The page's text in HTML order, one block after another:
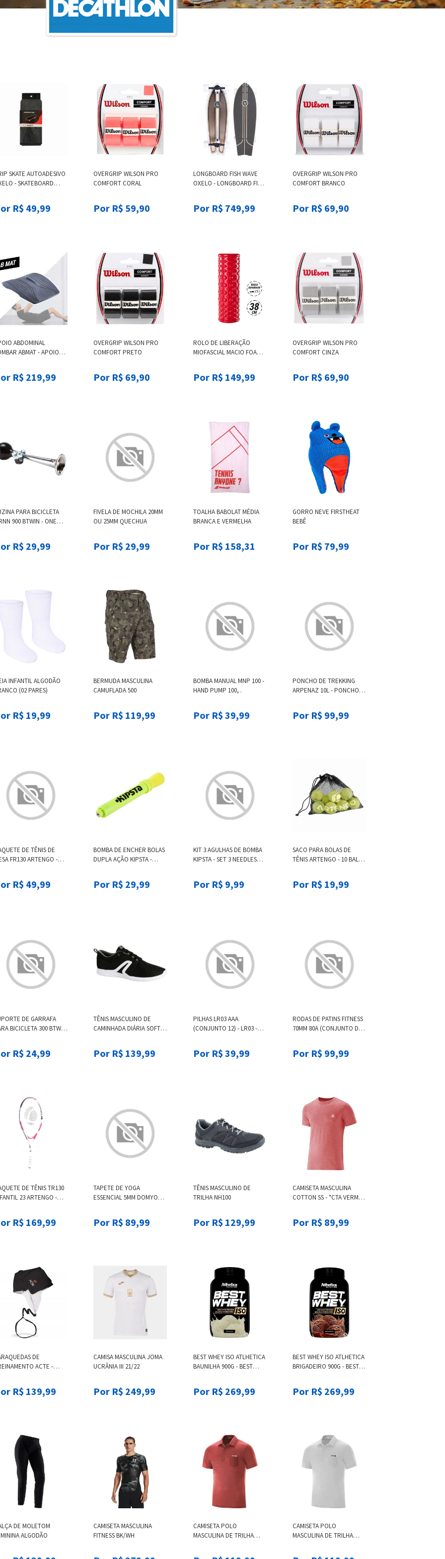
SKATE AUTOADESIVO
- SKATEBOARD
R$ 49,99
OVERGRIP WILSON PRO
COMFORT CORAL
Por R$ 59,90
LONGBOARD FISH WAVE
OXELO - LONGBOARD FISH
Por R$ 749,99
OVERGRIP WILSON PRO
COMFORT BRANCO
Por R$ 69,90
ABDOMINAL
ABMAT - APOIO
TAM. UNICO,
R$ 219,99
OVERGRIP WILSON PRO
COMFORT PRETO
Por R$ 69,90
ROLO DE LIBERAÇÃO
MIOFASCIAL MACIO FOAM
DENSIDADE, DOMYOS
Por R$ 149,99
OVERGRIP WILSON PRO
COMFORT CINZA
Por R$ 69,90
PARA BICICLETA
900 BTWIN - ONE
R$ 29,99
FIVELA DE MOCHILA 20MM
OU 25MM QUECHUA
Por R$ 29,99
TOALHA BABOLAT MÉDIA
BRANCA E VERMELHA
Por R$ 158,31
GORRO NEVE FIRSTHEAT
BEBÊ
Por R$ 79,99
INFANTIL ALGODÃO
(02 PARES)
R$ 19,99
BERMUDA MASCULINA
CAMUFLADA 500
Por R$ 119,99
BOMBA MANUAL MNP 100 -
HAND PUMP 100, .
Por R$ 39,99
PONCHO DE TREKKING
ARPENAZ 10L - PONCHO
Por R$ 99,99
DE TÊNIS DE
FR130 ARTENGO -
R$ 49,99
BOMBA DE ENCHER BOLAS
DUPLA AÇÃO KIPSTA -
Por R$ 29,99
KIT 3 AGULHAS DE BOMBA
KIPSTA - SET 3 NEEDLES
Por R$ 9,99
SACO PARA BOLAS DE
TÊNIS ARTENGO - 10 BALLS
Por R$ 19,99
DE GARRAFA
BICICLETA 300 BTWIN
R$ 24,99
TÊNIS MASCULINO DE
CAMINHADA DIÁRIA SOFT
Por R$ 139,99
PILHAS LR03 AAA
(CONJUNTO 12) - LR03 -
Por R$ 39,99
RODAS DE PATINS FITNESS
70MM 80A (CONJUNTO DE
Por R$ 99,99
DE TÊNIS TR130
23 ARTENGO -
R$ 169,99
TAPETE DE YOGA
ESSENCIAL 5MM DOMYOS -
Por R$ 89,99
TÊNIS MASCULINO DE
TRILHA NH100
Por R$ 129,99
CAMISETA MASCULINA
COTTON SS - *CTA VERM
Por R$ 89,99
DE
ACTE -
R$ 139,99
CAMISA MASCULINA JOMA
UCRÂNIA III 21/22
Por R$ 249,99
BEST WHEY ISO ATLHETICA
BAUNILHA 900G - BEST
Por R$ 269,99
BEST WHEY ISO ATLHETICA
BRIGADEIRO 900G - BEST
Por R$ 269,99
DE MOLETOM
ALGODÃO
CAMISETA MASCULINA
FITNESS BK/WH
CAMISETA POLO
MASCULINA DE TRILHA
CAMISETA POLO
MASCULINA DE TRILHA